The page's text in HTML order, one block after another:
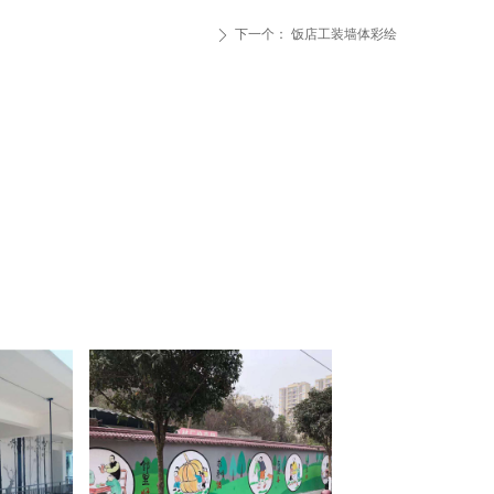
ꄲ 下一个： 饭店工装墙体彩绘